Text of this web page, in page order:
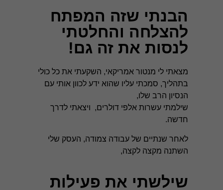
הבנתי שזה המפתח
להצלחה והחלטתי
לנסות את זה גם!
מצאתי לי מנטור אמריקאי, השקעתי את כל כולי
בתהליך, סמכתי עליו שהוא ידע לכוון אותי עם
הנסיון הרב שלו,
שילמתי עשרות אלפי דולרים, ויצאתי לדרך
חדשה.
לאחר שנתיים של עבודה צמודה, העסק שלי
השתנה מקצה לקצה,
שילשתי את פעילות